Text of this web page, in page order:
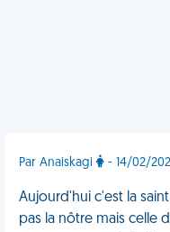
Par Anaiskagi - 14/02/
Aujourd'hui c'est la
pas la nôtre mais celle